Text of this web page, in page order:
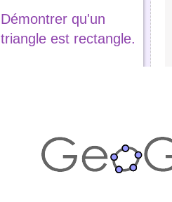
Démontrer qu'un
triangle est rectangle.